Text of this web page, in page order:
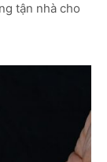
tận nhà cho